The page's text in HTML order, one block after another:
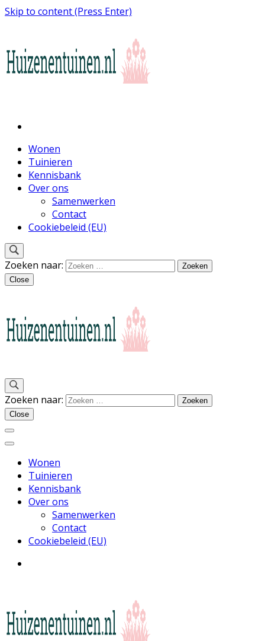
Skip to content (Press Enter)
Huizen en Tuinen
Inspiratie voor wonen en tuinieren
Wonen
Tuinieren
Kennisbank
Over ons
Samenwerken
Contact
Cookiebeleid (EU)
Zoeken naar:
Close
Huizen en Tuinen
Inspiratie voor wonen en tuinieren
Zoeken naar:
Close
Wonen
Tuinieren
Kennisbank
Over ons
Samenwerken
Contact
Cookiebeleid (EU)